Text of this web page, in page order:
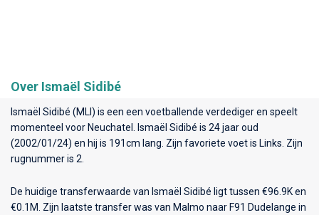
Over Ismaël Sidibé
Ismaël Sidibé (MLI) is een een voetballende verdediger en speelt
momenteel voor Neuchatel
. Ismaël Sidibé is 24 jaar oud
(2002/01/24) en hij is 191cm lang. Zijn favoriete voet is Links. Zijn
rugnummer is 2.
De huidige transferwaarde van Ismaël Sidibé ligt tussen €96.9K en
€0.1M. Zijn laatste transfer was van Malmo naar F91 Dudelange in